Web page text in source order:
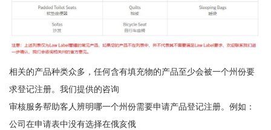
相关的产品种类众多，任何含有填充物的产品至少会被一个州份要
求登记注册。我们提供的咨询
审核服务帮助客人辨明哪一个州份需要申请产品登记注册。例如：
公司在申请表中没有选择在俄亥俄